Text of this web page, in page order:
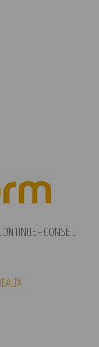
- CONSEIL